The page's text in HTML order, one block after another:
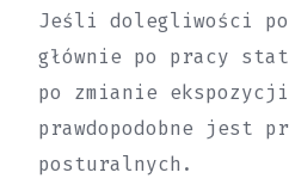
Jeśli dolegliwości
głównie po pracy
po zmianie
prawdopodobne jest
posturalnych.